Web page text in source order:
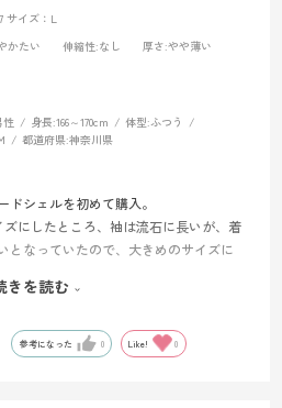
サイズ：L
かたい 伸縮性:なし 厚さ:やや薄い
性 身長:166～170cm 体型:ふつう
都道府県:神奈川県
シェルを初めて購入。
にしたところ、袖は流石に長いが、着
となっていたので、大きめのサイズに
像していたが、既に持っていたレイン
きを読む
参考になった 0 Like! 0